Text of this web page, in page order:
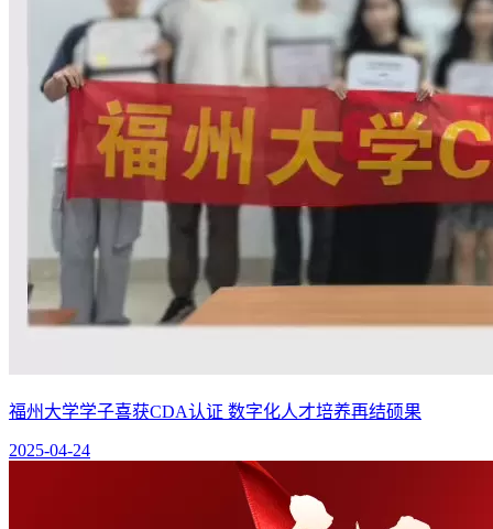
福州大学学子喜获CDA认证 数字化人才培养再结硕果
2025-04-24